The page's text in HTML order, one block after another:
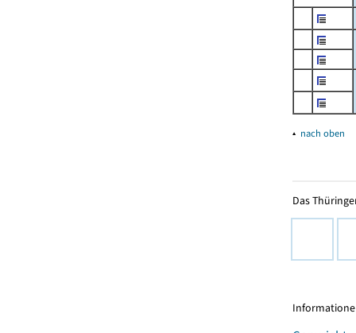
▴ nach oben
Das